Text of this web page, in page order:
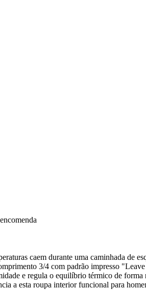
caem durante uma caminhada de
3/4 com padrão impresso
e regula o equilíbrio térmico de
a esta roupa interior funcional para